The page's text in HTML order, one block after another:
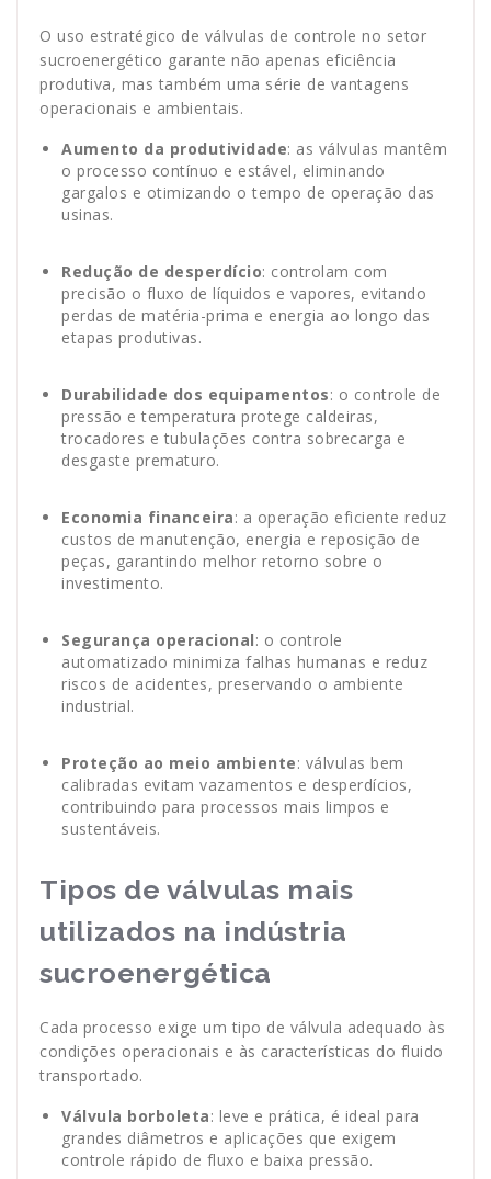
O uso estratégico de válvulas de controle no setor
sucroenergético garante não apenas eficiência
produtiva, mas também uma série de vantagens
operacionais e ambientais.
Aumento da produtividade: as válvulas mantêm
o processo contínuo e estável, eliminando
gargalos e otimizando o tempo de operação das
usinas.
Redução de desperdício: controlam com
precisão o fluxo de líquidos e vapores, evitando
perdas de matéria-prima e energia ao longo das
etapas produtivas.
Durabilidade dos equipamentos: o controle de
pressão e temperatura protege caldeiras,
trocadores e tubulações contra sobrecarga e
desgaste prematuro.
Economia financeira: a operação eficiente reduz
custos de manutenção, energia e reposição de
peças, garantindo melhor retorno sobre o
investimento.
Segurança operacional: o controle
automatizado minimiza falhas humanas e reduz
riscos de acidentes, preservando o ambiente
industrial.
Proteção ao meio ambiente: válvulas bem
calibradas evitam vazamentos e desperdícios,
contribuindo para processos mais limpos e
sustentáveis.
Tipos de válvulas mais
utilizados na indústria
sucroenergética
Cada processo exige um tipo de válvula adequado às
condições operacionais e às características do fluido
transportado.
Válvula borboleta: leve e prática, é ideal para
grandes diâmetros e aplicações que exigem
controle rápido de fluxo e baixa pressão.